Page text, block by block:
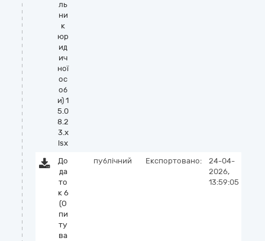
ль
ни
к
юр
ид
ич
ної
ос
об
и) 1
5.0
8.2
3.x
lsx
До
да
то
к 6
(О
пи
ту
ва
публічний Експортовано:
24-04-
2026,
13:59:05